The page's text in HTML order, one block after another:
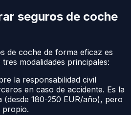
seguros de coche
de coche de forma eficaz es
modalidades principales:
la responsabilidad civil
en caso de accidente. Es la
180-250 EUR/año), pero
propio.